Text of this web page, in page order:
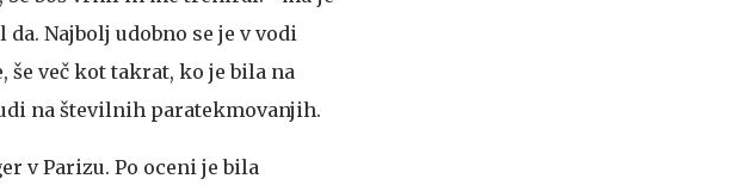
Najbolj udobno se je v vodi
več kot takrat, ko je bila na
na številnih paratekmovanjih.
v Parizu. Po oceni je bila